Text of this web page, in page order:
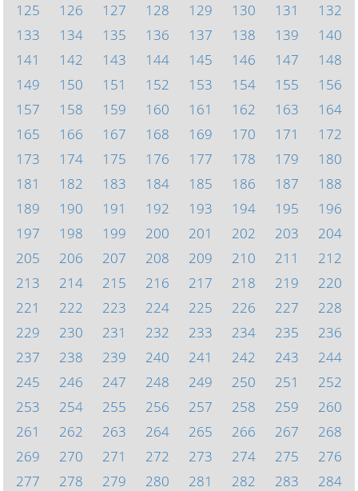
125
126 127 128 129 130 131
132
133
134 135 136 137 138 139
140
141
142 143 144 145 146 147
148
149
150 151 152 153 154 155
156
157
158 159 160 161 162 163
164
165
166 167 168 169 170 171
172
173
174 175 176 177 178 179
180
181
182 183 184 185 186 187
188
189
190 191 192 193 194 195
196
197
198 199 200 201 202 203
204
205
206 207 208 209 210 211
212
213
214 215 216 217 218 219
220
221
222 223 224 225 226 227
228
229
230 231 232 233 234 235
236
237
238 239 240 241 242 243
244
245
246 247 248 249 250 251
252
253
254 255 256 257 258 259
260
261
262 263 264 265 266 267
268
269
270 271 272 273 274 275
276
277
278 279 280 281 282 283
284